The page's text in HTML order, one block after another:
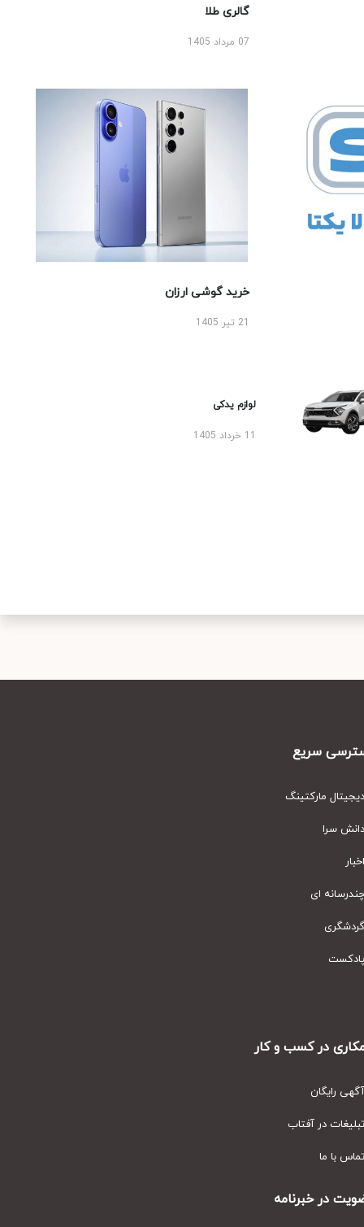
گالری طلا
07 مرداد 1405
خرید گوشی ارزان
لوازم یدکی
سریع
مارکتینگ
سرا
ای
در کسب و کار
رایگان
در آفتاب
با ما
در خبرنامه